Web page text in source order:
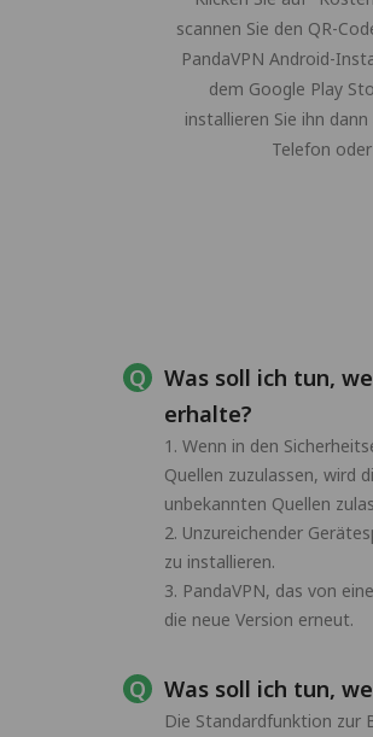
scannen Sie den QR-
PandaVPN Android-
dem Google Play
installieren Sie ihn
Telefon
Was soll ich tun,
erhalte?
1. Wenn in den
Quellen zuzulassen, wird
unbekannten Quellen
2. Unzureichender
zu installieren.
3. PandaVPN, das von
die neue Version erneut.
Was soll ich tun,
Die Standardfunktion zur